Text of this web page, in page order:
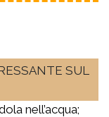
SUL
nell’acqua;